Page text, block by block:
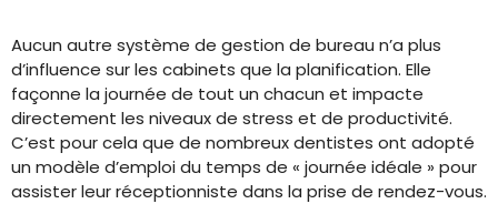
Aucun autre système de gestion de bureau n’a plus
d’influence sur les cabinets que la planification. Elle
façonne la journée de tout un chacun et impacte
directement les niveaux de stress et de productivité.
C’est pour cela que de nombreux dentistes ont adopté
un modèle d’emploi du temps de « journée idéale » pour
assister leur réceptionniste dans la prise de rendez-vous.